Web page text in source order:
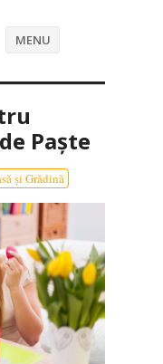
MENU
Paște
și Grădină